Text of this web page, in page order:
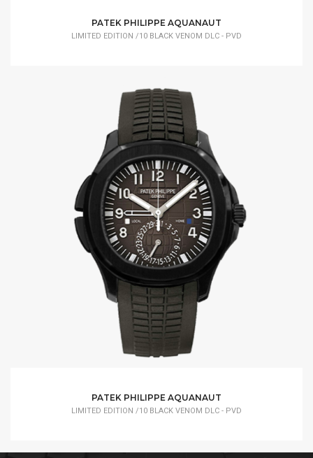
PATEK PHILIPPE AQUANAUT
LIMITED EDITION /10 BLACK VENOM DLC - PVD
PATEK PHILIPPE AQUANAUT
LIMITED EDITION /10 BLACK VENOM DLC - PVD